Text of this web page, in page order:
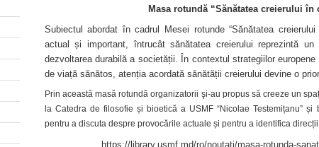
Masa rotundă “Sănătatea creierului
Subiectul abordat în cadrul Mesei rotunde “Sănătatea
actual și important, întrucât sănătatea creierului reprezintă
dezvoltarea durabilă a societății. În contextul strategiilor
de viață sănătos, atenția acordată sănătății creierului devine o
Prin această masă rotundă organizatorii şi-au propus să creeze un
la Catedra de filosofie și bioetică a USMF “Nicolae Testemițanu”
pentru a discuta despre provocările actuale și pentru a identifica
https://library.usmf.md/ro/noutati/masa-rotunda-